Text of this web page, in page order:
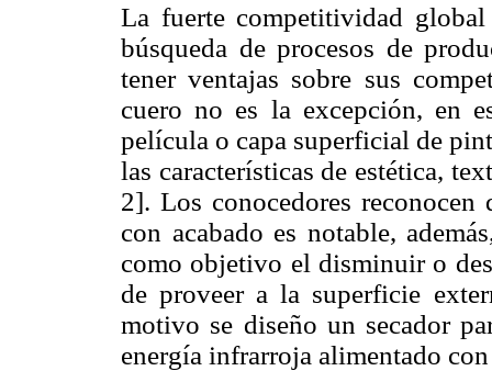
La fuerte competitividad
búsqueda de procesos de
tener ventajas sobre sus
cuero no es la excepción, en
película o capa superficial de
las características de estética,
2]. Los conocedores
con acabado es notable,
como objetivo el disminuir o
de proveer a la superficie
motivo se diseño un secador
energía infrarroja alimentado